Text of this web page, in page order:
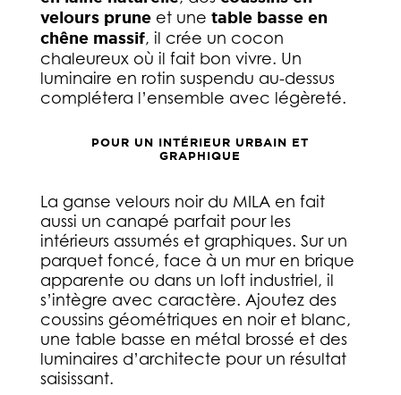
velours pruneet une table basse en
chêne massif, il crée un cocon
chaleureux où il fait bon vivre. Un
luminaire en rotin suspendu au-dessus
complétera l’ensemble avec légèreté.
POUR UN INTÉRIEUR URBAIN ET
GRAPHIQUE
La ganse velours noir du MILA en fait
aussi un canapé parfait pour les
intérieurs assumés et graphiques. Sur un
parquet foncé, face à un mur en brique
apparente ou dans un loft industriel, il
s’intègre avec caractère. Ajoutez des
coussins géométriques en noir et blanc,
une table basse en métal brossé et des
luminaires d’architecte pour un résultat
saisissant.